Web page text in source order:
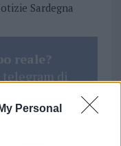
Personal
Sardegna
reale?
di